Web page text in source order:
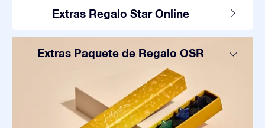
Extras Regalo Star Online
Extras Paquete de Regalo OSR